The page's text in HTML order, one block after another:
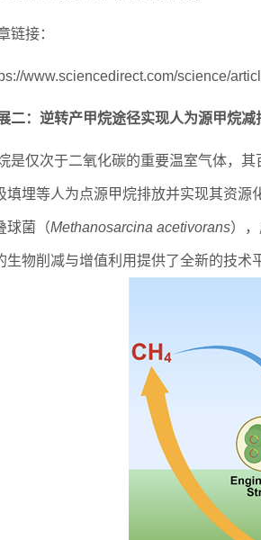
链接：
www.sciencedirect.com/science/
二：逆转产甲烷途径实现人为源甲烷减
是仅次于二氧化碳的重要温室气体，
填埋等人为点源甲烷排放并实现其资
球菌（Methanosarcina acetivorans）
生物削减与增值利用提供了全新的技术